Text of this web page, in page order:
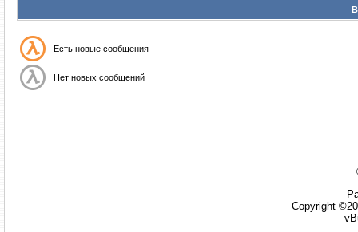
Есть новые сообщения
Нет новых сообщений
Copyright